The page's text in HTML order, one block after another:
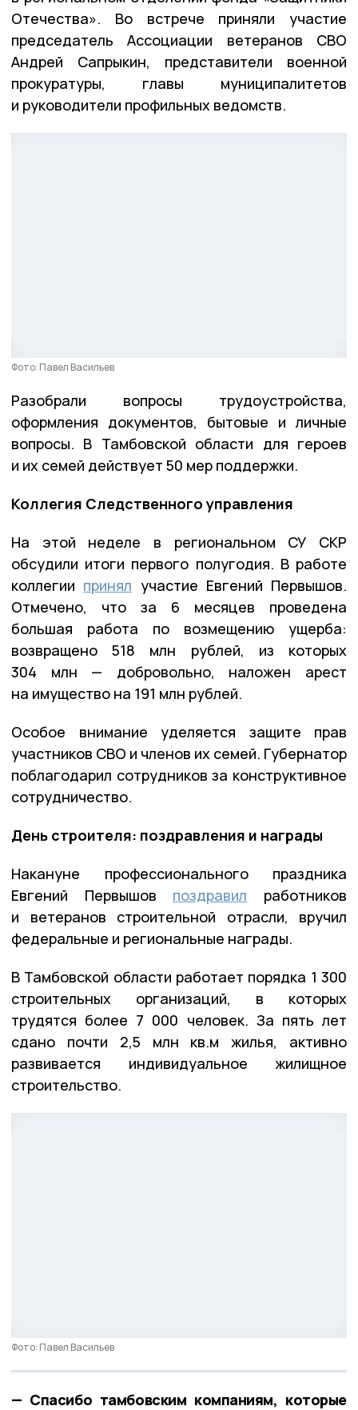
Отечества». Во встрече приняли участие
председатель Ассоциации ветеранов СВО
Андрей Сапрыкин, представители военной
прокуратуры, главы муниципалитетов
и руководители профильных ведомств.
Фото: Павел Васильев
Разобрали вопросы трудоустройства,
оформления документов, бытовые и личные
вопросы. В Тамбовской области для героев
и их семей действует 50 мер поддержки.
Коллегия Следственного управления
На этой неделе в региональном СУ СКР
обсудили итоги первого полугодия. В работе
коллегии принял участие Евгений Первышов.
Отмечено, что за 6 месяцев проведена
большая работа по возмещению ущерба:
возвращено 518 млн рублей, из которых
304 млн — добровольно, наложен арест
на имущество на 191 млн рублей.
Особое внимание уделяется защите прав
участников СВО и членов их семей. Губернатор
поблагодарил сотрудников за конструктивное
сотрудничество.
День строителя: поздравления и награды
Накануне профессионального праздника
Евгений Первышов поздравил работников
и ветеранов строительной отрасли, вручил
федеральные и региональные награды.
В Тамбовской области работает порядка 1 300
строительных организаций, в которых
трудятся более 7 000 человек. За пять лет
сдано почти 2,5 млн кв.м жилья, активно
развивается индивидуальное жилищное
строительство.
Фото: Павел Васильев
— Спасибо тамбовским компаниям, которые